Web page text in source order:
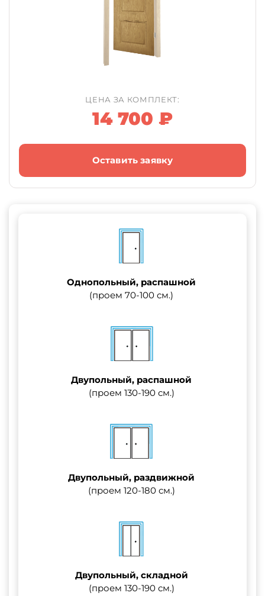
ЦЕНА ЗА КОМПЛЕКТ:
14 700 ₽
Оставить заявку
Однопольный, распашной
(проем 70-100 см.)
Двупольный, распашной
(проем 130-190 см.)
Двупольный, раздвижной
(проем 120-180 см.)
Двупольный, складной
(проем 130-190 см.)